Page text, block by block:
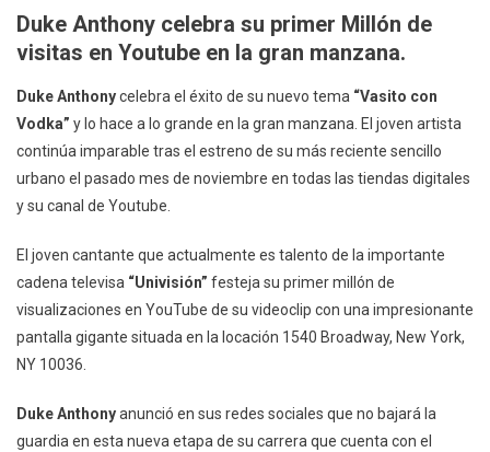
Música
Urbana
Duke
Anthony
Square
Duke Anthony celebra su primer Millón de
visitas en Youtube en la gran manzana.
Duke Anthonycelebra el éxito de su nuevo tema “Vasito con
Vodka” y lo hace a lo grande en la gran manzana. El joven artista
continúa imparable tras el estreno de su más reciente sencillo
urbano el pasado mes de noviembre en todas las tiendas digitales
y su canal de Youtube.
El joven cantante que actualmente es talento de la importante
cadena televisa “Univisión” festeja su primer millón de
visualizaciones en YouTube de su videoclip con una impresionante
pantalla gigante situada en la locación 1540 Broadway, New York,
NY 10036.
Duke Anthonyanunció en sus redes sociales que no bajará la
guardia en esta nueva etapa de su carrera que cuenta con el